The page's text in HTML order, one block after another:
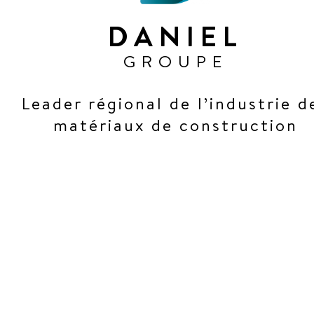
DANIEL
GROUPE
Leader régional de l’industrie
matériaux de construction